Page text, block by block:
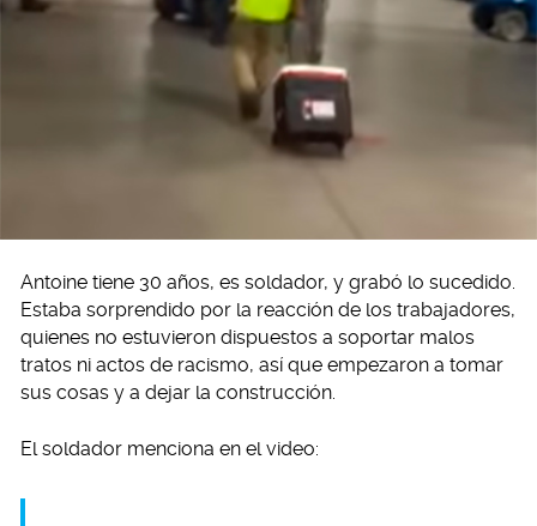
Antoine tiene 30 años, es soldador, y grabó lo sucedido.
Estaba sorprendido por la reacción de los trabajadores,
quienes no estuvieron dispuestos a soportar malos
tratos ni actos de racismo, así que empezaron a tomar
sus cosas y a dejar la construcción.
El soldador menciona en el video: